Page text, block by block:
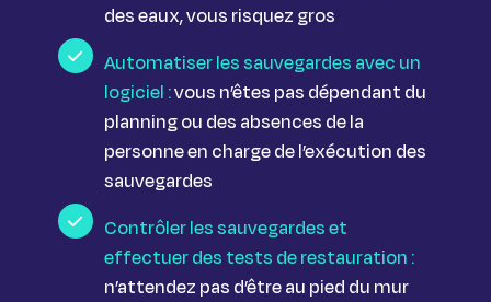
des eaux, vous risquez gros
Automatiser les sauvegardes avec un
logiciel :vous n’êtes pas dépendant du
planning ou des absences de la
personne en charge de l’exécution des
sauvegardes
Contrôler les sauvegardes et
effectuer des tests de restauration :
n’attendez pas d’être au pied du mur